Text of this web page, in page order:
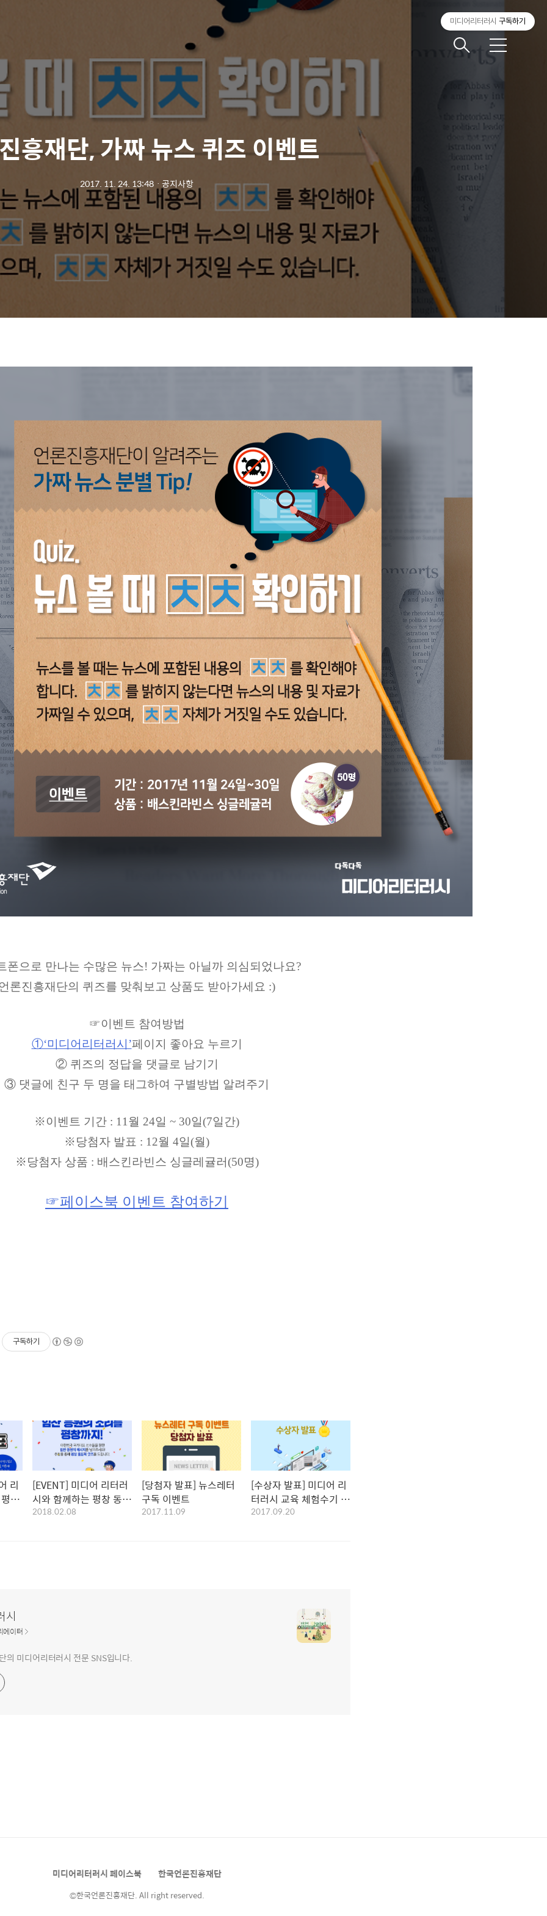
메
흥재단, 가짜 뉴스 퀴즈 이벤트
2017. 11. 24. 13:48 ㆍ 공지사항
폰으로 만나는 수많은 뉴스! 가짜는 아닐까 의심되었나요?
론진흥재단의 퀴즈를 맞춰보고 상품도 받아가세요 :)
☞이벤트 참여방법
①‘미디어리터러시’페이지 좋아요 누르기
② 퀴즈의 정답을 댓글로 남기기
③ 댓글에 친구 두 명을 태그하여 구별방법 알려주기
※이벤트 기간 : 11월 24일 ~ 30일(7일간)
※당첨자 발표 : 12월 4일(월)
※당첨자 상품 : 배스킨라빈스 싱글레귤러(50명)
☞페이스북 이벤트 참여하기
구독하기
리
[EVENT] 미디어 리터러
시와 함께하는 평창 동계
올림픽 응원 이벤트
2018.02.08
[당첨자 발표] 뉴스레터
구독 이벤트
2017.11.09
[수상자 발표] 미디어 리
터러시 교육 체험수기 공
모전
2017.09.20
시
에이터
의 미디어리터러시 전문 SNS입니다.
미디어리터러시 페이스북 한국언론진흥재단
©한국언론진흥재단. All right reserved.
미디어리터러시 구독하기